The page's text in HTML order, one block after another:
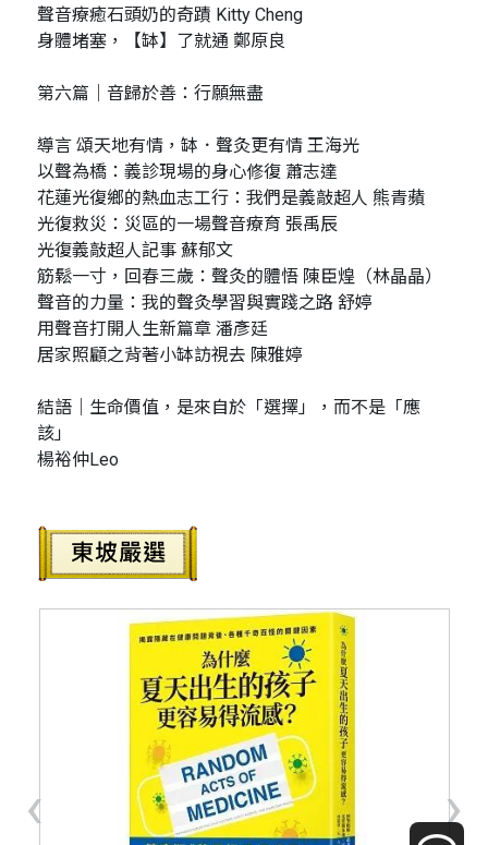
聲音療癒石頭奶的奇蹟 Kitty Cheng
身體堵塞，【缽】了就通 鄭原良
第六篇｜音歸於善：行願無盡
導言 頌天地有情，缽．聲灸更有情 王海光
以聲為橋：義診現場的身心修復 蕭志達
花蓮光復鄉的熱血志工行：我們是義敲超人 熊青蘋
光復救災：災區的一場聲音療育 張禹辰
光復義敲超人記事 蘇郁文
筋鬆一寸，回春三歲：聲灸的體悟 陳臣煌（林晶晶）
聲音的力量：我的聲灸學習與實踐之路 舒婷
用聲音打開人生新篇章 潘彥廷
居家照顧之背著小缽訪視去 陳雅婷
結語｜生命價值，是來自於「選擇」，而不是「應
該」
楊裕仲Leo
‹ ›